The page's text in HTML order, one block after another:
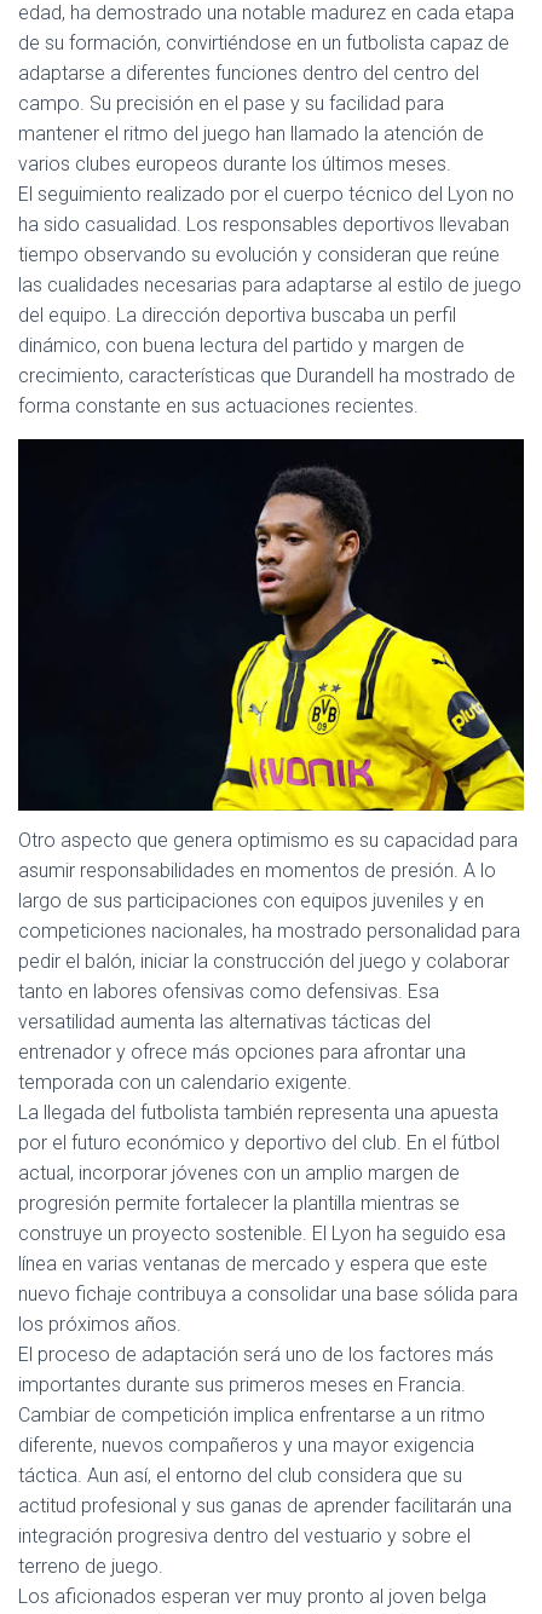
edad, ha demostrado una notable madurez en cada etapa
de su formación, convirtiéndose en un futbolista capaz de
adaptarse a diferentes funciones dentro del centro del
campo. Su precisión en el pase y su facilidad para
mantener el ritmo del juego han llamado la atención de
varios clubes europeos durante los últimos meses.
El seguimiento realizado por el cuerpo técnico del Lyon no
ha sido casualidad. Los responsables deportivos llevaban
tiempo observando su evolución y consideran que reúne
las cualidades necesarias para adaptarse al estilo de juego
del equipo. La dirección deportiva buscaba un perfil
dinámico, con buena lectura del partido y margen de
crecimiento, características que Durandell ha mostrado de
forma constante en sus actuaciones recientes.
Otro aspecto que genera optimismo es su capacidad para
asumir responsabilidades en momentos de presión. A lo
largo de sus participaciones con equipos juveniles y en
competiciones nacionales, ha mostrado personalidad para
pedir el balón, iniciar la construcción del juego y colaborar
tanto en labores ofensivas como defensivas. Esa
versatilidad aumenta las alternativas tácticas del
entrenador y ofrece más opciones para afrontar una
temporada con un calendario exigente.
La llegada del futbolista también representa una apuesta
por el futuro económico y deportivo del club. En el fútbol
actual, incorporar jóvenes con un amplio margen de
progresión permite fortalecer la plantilla mientras se
construye un proyecto sostenible. El Lyon ha seguido esa
línea en varias ventanas de mercado y espera que este
nuevo fichaje contribuya a consolidar una base sólida para
los próximos años.
El proceso de adaptación será uno de los factores más
importantes durante sus primeros meses en Francia.
Cambiar de competición implica enfrentarse a un ritmo
diferente, nuevos compañeros y una mayor exigencia
táctica. Aun así, el entorno del club considera que su
actitud profesional y sus ganas de aprender facilitarán una
integración progresiva dentro del vestuario y sobre el
terreno de juego.
Los aficionados esperan ver muy pronto al joven belga